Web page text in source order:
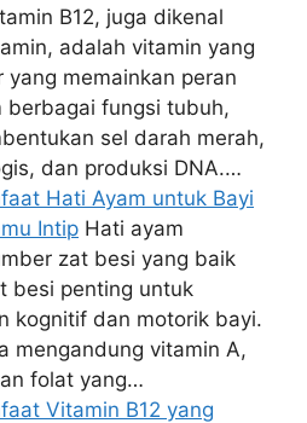
B12, juga dikenal
adalah vitamin yang
yang memainkan peran
berbagai fungsi tubuh,
sel darah merah,
dan produksi DNA.…
Hati Ayam untuk Bayi
Intip Hati ayam
zat besi yang baik
besi penting untuk
kognitif dan motorik bayi.
mengandung vitamin A,
folat yang…
Vitamin B12 yang